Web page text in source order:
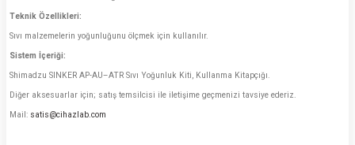
Teknik Özellikleri:
Sıvı malzemelerin yoğunluğunu ölçmek için kullanılır.
Sistem İçeriği:
Shimadzu SINKER AP-AU–ATR Sıvı Yoğunluk Kiti, Kullanma Kitapçığı.
Diğer aksesuarlar için; satış temsilcisi ile iletişime geçmenizi tavsiye ederiz.
Mail: satis@cihazlab.com